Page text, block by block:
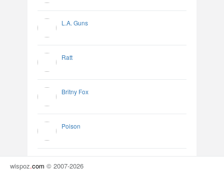
L.A. Guns
Ratt
Britny Fox
Poison
wispoz.com © 2007-2026